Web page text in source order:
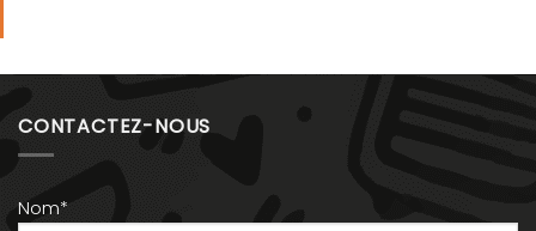
CONTACTEZ-NOUS
Nom*